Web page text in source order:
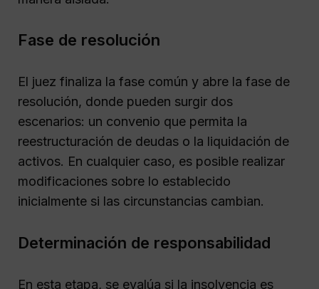
Fase de resolución
El juez finaliza la fase común y abre la fase de
resolución, donde pueden surgir dos
escenarios: un convenio que permita la
reestructuración de deudas o la liquidación de
activos. En cualquier caso, es posible realizar
modificaciones sobre lo establecido
inicialmente si las circunstancias cambian.
Determinación de responsabilidad
En esta etapa, se evalúa si la insolvencia es